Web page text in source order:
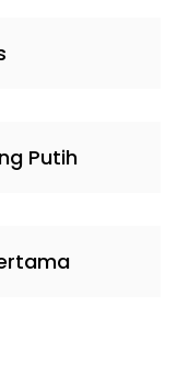
Putih